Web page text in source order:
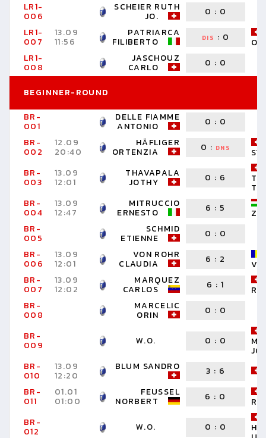
LR1-
006
SCHEIER RUTH
JO. 0 : 0
LR1-
007
13.09
11:56
PATRIARCA
FILIBERTO DIS : 0
LR1-
008
JASCHOUZ
CARLO 0 : 0
BEGINNER-ROUND
BR-
001
DELLE FIAMME
ANTONIO 0 : 0
BR-
002
12.09
20:40
HÄFLIGER
ORTENZIA 0 : DNS
BR-
003
13.09
12:01
THAVAPALA
JOTHY 0 : 6
BR-
004
13.09
12:47
MITRUCCIO
ERNESTO 6 : 5
BR-
005
SCHMID
ETIENNE 0 : 0
BR-
006
13.09
12:01
VON ROHR
CLAUDIA 6 : 2
BR-
007
13.09
12:02
MARQUEZ
CARLOS 6 :1
BR-
008
MARCELIC
ORIN 0 : 0
BR-
009 W.O. 0 : 0
BR-
010
13.09
12:20
BLUM SANDRO 3 : 6
BR-
011
01.01
01:00
FEUSSEL
NORBERT 6 : 0
BR-
012 W.O. 0 : 0